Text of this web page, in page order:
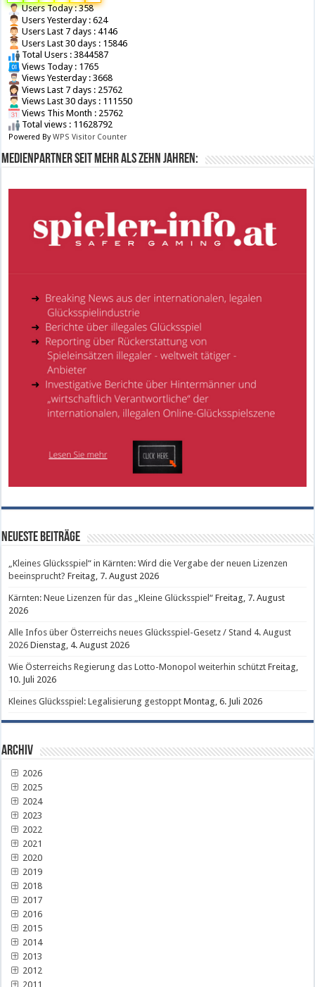
Users Today : 358
Users Yesterday : 624
Users Last 7 days : 4146
Users Last 30 days : 15846
Total Users : 3844587
Views Today : 1765
Views Yesterday : 3668
Views Last 7 days : 25762
Views Last 30 days : 111550
Views This Month : 25762
Total views : 11628792
Powered ByWPS Visitor Counter
Medienpartner seit mehr als zehn Jahren:
Neueste Beiträge
„Kleines Glücksspiel“ in Kärnten: Wird die Vergabe der neuen Lizenzen
beeinsprucht? Freitag, 7. August 2026
Kärnten: Neue Lizenzen für das „Kleine Glücksspiel“ Freitag, 7. August
2026
Alle Infos über Österreichs neues Glücksspiel-Gesetz / Stand 4. August
2026 Dienstag, 4. August 2026
Wie Österreichs Regierung das Lotto-Monopol weiterhin schützt Freitag,
10. Juli 2026
Kleines Glücksspiel: Legalisierung gestoppt Montag, 6. Juli 2026
Archiv
2026
2025
2024
2023
2022
2021
2020
2019
2018
2017
2016
2015
2014
2013
2012
2011